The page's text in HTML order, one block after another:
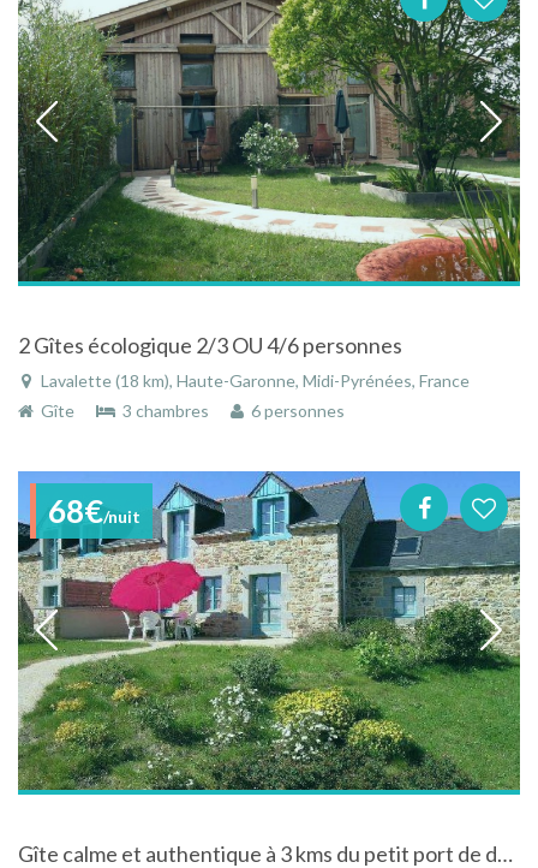
2 Gîtes écologique 2/3 OU 4/6 personnes
Lavalette (18 km), Haute-Garonne, Midi-Pyrénées, France
Gîte
3 chambres 6 personnes
68€/nuit
Gîte calme et authentique à 3 kms du petit port de dahouët et de la station balnéaire du val-andré